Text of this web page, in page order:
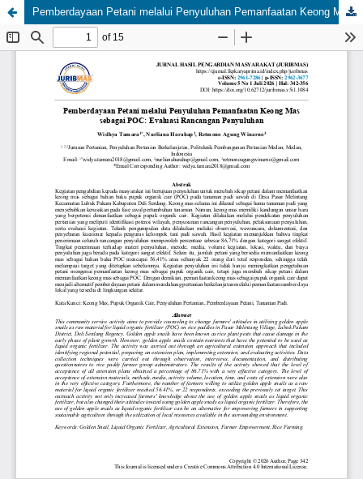
Pemberdayaan Petani melalui Penyuluhan Pemanfaatan Keong Mas sebagai POC: Evaluasi Rancangan Penyuluhan